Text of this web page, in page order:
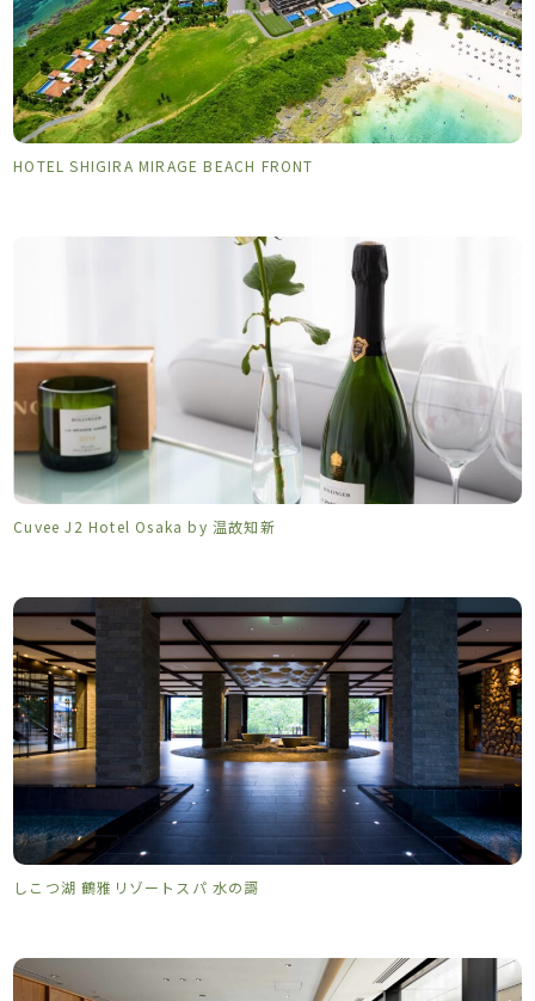
HOTEL SHIGIRA MIRAGE BEACH FRONT
Cuvee J2 Hotel Osaka by 温故知新
しこつ湖 鶴雅リゾートスパ 水の謌